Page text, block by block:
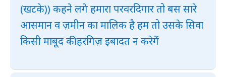
(खटके)) कहने लगे हमारा परवरदिगार तो बस सारे
आसमान व ज़मीन का मालिक है हम तो उसके सिवा
किसी माबूद की हरगिज़ इबादत न करेगें